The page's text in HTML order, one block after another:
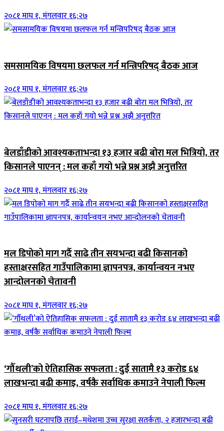
२०८१ माघ १, मंगलवार १६:२७
समसामयिक विषयमा छलफल गर्न मन्त्रिपरिषद् बैठक आज
२०८१ माघ १, मंगलवार १६:२७
बेलडाँडीको आवश्यकताभन्दा १३ हजार बढी बोरा मल भित्रियो, तर
किसानले पाएनन् : मल कहाँ गयो भन्ने प्रश्न अझै अनुत्तरित
२०८१ माघ १, मंगलवार १६:२७
मल डिपोको माग गर्दै साढे तीन सयभन्दा बढी किसानको
हस्ताक्षरसहित गाउँपालिकामा ज्ञापनपत्र, कार्यान्वयन नभए
आन्दोलनको चेतावनी
२०८१ माघ १, मंगलवार १६:२७
‘गौँथली’को ऐतिहासिक सफलता : दुई सातामै १३ करोड ६४
लाखभन्दा बढी कमाइ, वर्षकै सर्वाधिक कमाउने नेपाली फिल्म
२०८१ माघ १, मंगलवार १६:२७